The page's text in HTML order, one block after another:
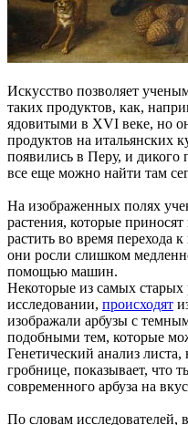
Искусство позволяет
таких продуктов, как,
ядовитыми в XVI веке, но
продуктов на итальянских
появились в Перу, и дикого
все еще можно найти там
На изображенных полях
растения, которые
растить во время перехода
они росли слишком
помощью машин.
Некоторые из самых старых
исследовании, происходят
изображали арбузы с
подобными тем, которые
Генетический анализ
гробнице, показывает, что
современного арбуза на
По словам исследователей,